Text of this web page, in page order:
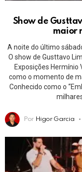
Show de
maior
A noite do último
O show de Gusttavo
Exposições
como o momento de
Conhecido como o
Por Higor Garcia